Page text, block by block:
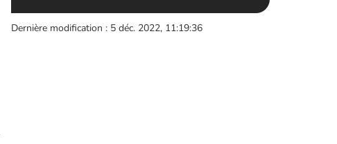
Dernière modification : 5 déc. 2022, 11:19:36